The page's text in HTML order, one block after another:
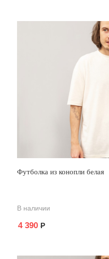
Футболка из конопли белая
В наличии
4 390 Р